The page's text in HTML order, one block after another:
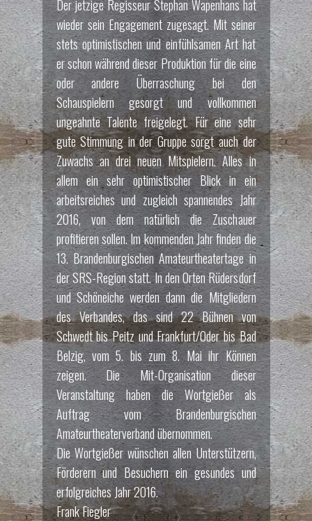
Der jetzige Regisseur Stephan Wapenhans hat
wieder sein Engagement zugesagt. Mit seiner
stets optimistischen und einfühlsamen Art hat
er schon während dieser Produktion für die eine
oder andere Überraschung bei den
Schauspielern gesorgt und vollkommen
ungeahnte Talente freigelegt. Für eine sehr
gute Stimmung in der Gruppe sorgt auch der
Zuwachs an drei neuen Mitspielern. Alles in
allem ein sehr optimistischer Blick in ein
arbeitsreiches und zugleich spannendes Jahr
2016, von dem natürlich die Zuschauer
profitieren sollen. Im kommenden Jahr finden die
13. Brandenburgischen Amateurtheatertage in
der SRS-Region statt. In den Orten Rüdersdorf
und Schöneiche werden dann die Mitgliedern
des Verbandes, das sind 22 Bühnen von
Schwedt bis Peitz und Frankfurt/Oder bis Bad
Belzig, vom 5. bis zum 8. Mai ihr Können
zeigen. Die Mit-Organisation dieser
Veranstaltung haben die Wortgießer als
Auftrag vom Brandenburgischen
Amateurtheaterverband übernommen.
Die Wortgießer wünschen allen Unterstützern,
Förderern und Besuchern ein gesundes und
erfolgreiches Jahr 2016.
Frank Fiegler